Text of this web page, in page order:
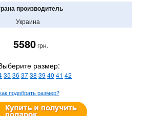
производитель
Украина
5580грн.
размер:
35 36 3738 39 40 41 42
подобрать размер?